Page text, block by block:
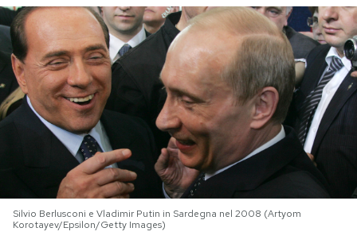
Sport
Mondiali calcio 2026
PODCAST
NEWSLETTER
I MIEI PREFERITI
Silvio Berlusconi e Vladimir Putin in Sardegna nel 2008 (Artyom
Korotayev/Epsilon/Getty Images)